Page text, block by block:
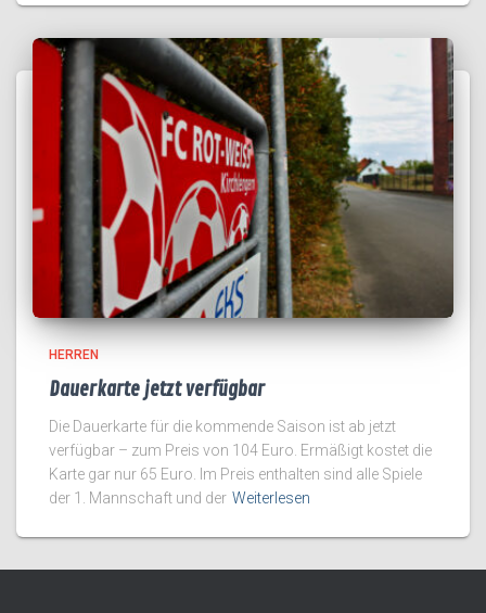
HERREN
Dauerkarte jetzt verfügbar
Die Dauerkarte für die kommende Saison ist ab jetzt
verfügbar – zum Preis von 104 Euro. Ermäßigt kostet die
Karte gar nur 65 Euro. Im Preis enthalten sind alle Spiele
der 1. Mannschaft und der Weiterlesen